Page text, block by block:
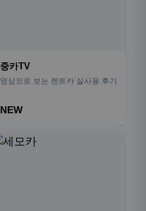
중카TV
영상으로 보는 렌트카 실사용 후기
NEW